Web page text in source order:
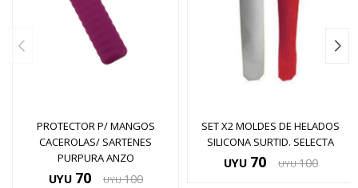
PROTECTOR P/ MANGOS
CACEROLAS/ SARTENES
PURPURA ANZO
UYU 70 UYU 100
SET X2 MOLDES DE HELADOS
SILICONA SURTID. SELECTA
UYU 70 UYU 100